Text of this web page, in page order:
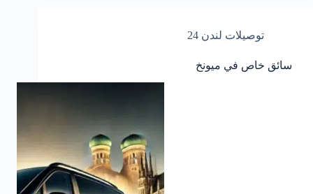
توصيلات لندن 24
سائق خاص في ميونخ